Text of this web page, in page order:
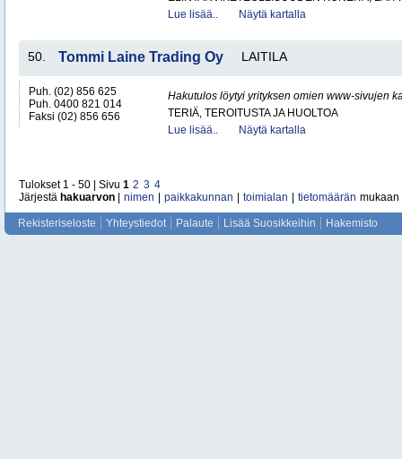
Lue lisää..
Näytä kartalla
50. Tommi Laine Trading Oy LAITILA
Puh. (02) 856 625
Puh. 0400 821 014
Faksi (02) 856 656
Hakutulos löytyi yrityksen omien www-sivujen
TERIÄ, TEROITUSTA JA HUOLTOA
Lue lisää..
Näytä kartalla
Tulokset 1 - 50 | Sivu 1 2 3 4
Järjestä hakuarvon nimen paikkakunnan toimialan tietomäärän mukaan
Rekisteriseloste Yhteystiedot Palaute Lisää Suosikkeihin Hakemisto